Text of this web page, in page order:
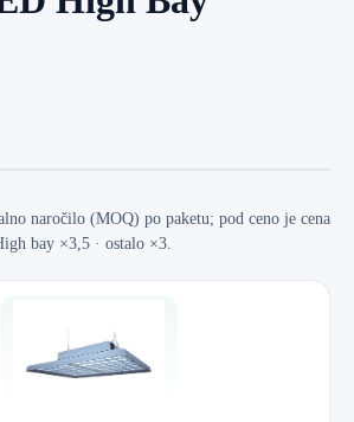
naročilo (MOQ) po paketu; pod ceno je cena
bay ×3,5 · ostalo ×3.